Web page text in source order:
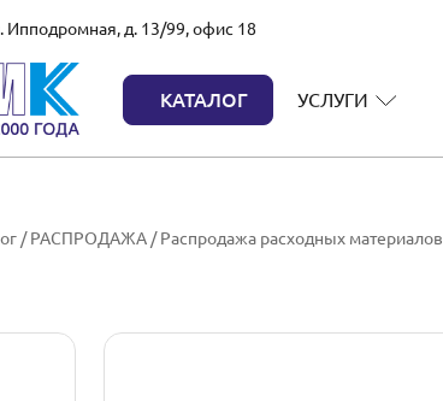
Ипподромная, д. 13/99, офис 18
КАТАЛОГ УСЛУГИ
/РАСПРОДАЖА /Распродажа расходных материалов